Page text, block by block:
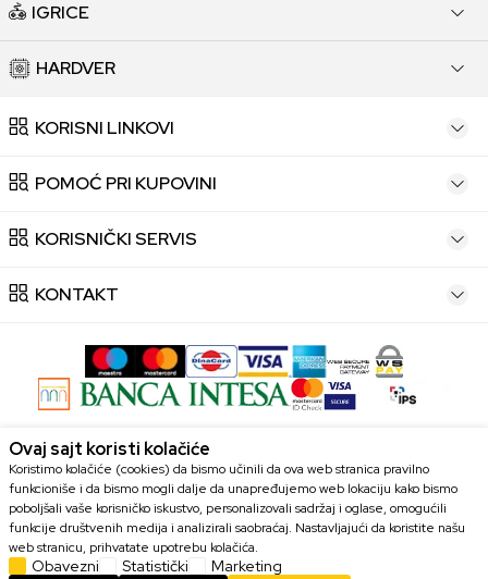
IGRICE
HARDVER
KORISNI LINKOVI
POMOĆ PRI KUPOVINI
KORISNIČKI SERVIS
KONTAKT
Trudimo se da budemo što precizniji u opisu proizvoda, prikazu slika i
samim cenama, ali ne možemo garantovati da su sve informacije potpune
i bez grešaka. Svi artikli prikazani na sajtu su deo naše ponude i ne
podrazumevaju da su dostupni u svakom trenutku. Dostupnost robe
možete proveriti pozivom Call centra na broj 063 10 48 564.
Ovaj sajt koristi kolačiće
Koristimo kolačiće (cookies) da bismo učinili da ova web stranica pravilno
funkcioniše i da bismo mogli dalje da unapređujemo web lokaciju kako bismo
poboljšali vaše korisničko iskustvo, personalizovali sadržaj i oglase, omogućili
funkcije društvenih medija i analizirali saobraćaj. Nastavljajući da koristite našu
web stranicu, prihvatate upotrebu kolačića.
Obavezni Statistički Marketing